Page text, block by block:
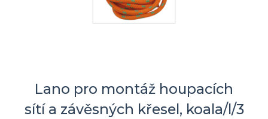
Lano pro montáž houpacích
sítí a závěsných křesel, koala/l/3